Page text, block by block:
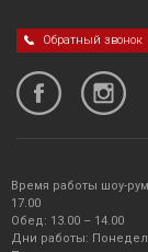
Обратный звонок
Время работы шоу-
17.00
Обед: 13.00 – 14.00
Дни работы: